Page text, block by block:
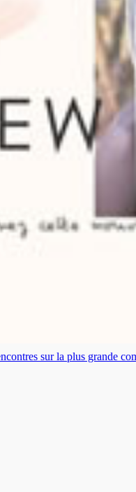
sur la plus grande